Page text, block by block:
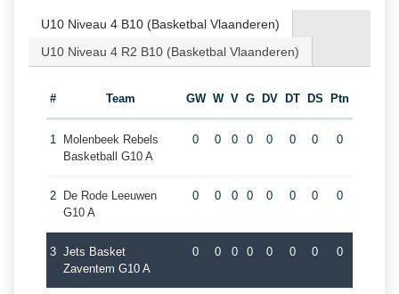
U10 Niveau 4 B10 (Basketbal Vlaanderen)
U10 Niveau 4 R2 B10 (Basketbal Vlaanderen)
# Team GW W V G DV DT DS Ptn
1
Molenbeek Rebels
Basketball G10 A
0 0 0 0 0 0 0 0
2
De Rode Leeuwen
G10 A
0 0 0 0 0 0 0 0
3 Jets Basket
Zaventem G10 A
0 0 0 0 0 0 0 0